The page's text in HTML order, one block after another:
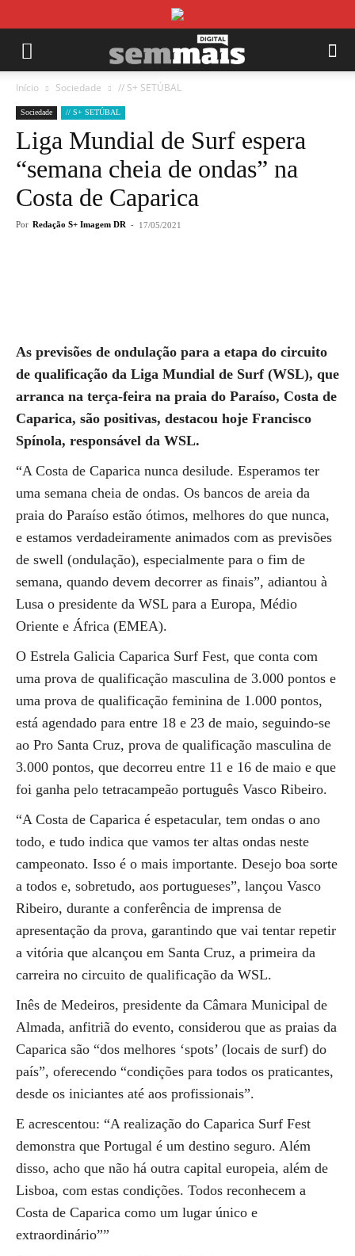
Início Sociedade // S+ SETÚBAL
Sociedade // S+ SETÚBAL
Liga Mundial de Surf espera
“semana cheia de ondas” na
Costa de Caparica
Por Redação S+ Imagem DR - 17/05/2021
As previsões de ondulação para a etapa do circuito
de qualificação da Liga Mundial de Surf (WSL), que
arranca na terça-feira na praia do Paraíso, Costa de
Caparica, são positivas, destacou hoje Francisco
Spínola, responsável da WSL.
“A Costa de Caparica nunca desilude. Esperamos ter
uma semana cheia de ondas. Os bancos de areia da
praia do Paraíso estão ótimos, melhores do que nunca,
e estamos verdadeiramente animados com as previsões
de swell (ondulação), especialmente para o fim de
semana, quando devem decorrer as finais”, adiantou à
Lusa o presidente da WSL para a Europa, Médio
Oriente e África (EMEA).
O Estrela Galicia Caparica Surf Fest, que conta com
uma prova de qualificação masculina de 3.000 pontos e
uma prova de qualificação feminina de 1.000 pontos,
está agendado para entre 18 e 23 de maio, seguindo-se
ao Pro Santa Cruz, prova de qualificação masculina de
3.000 pontos, que decorreu entre 11 e 16 de maio e que
foi ganha pelo tetracampeão português Vasco Ribeiro.
“A Costa de Caparica é espetacular, tem ondas o ano
todo, e tudo indica que vamos ter altas ondas neste
campeonato. Isso é o mais importante. Desejo boa sorte
a todos e, sobretudo, aos portugueses”, lançou Vasco
Ribeiro, durante a conferência de imprensa de
apresentação da prova, garantindo que vai tentar repetir
a vitória que alcançou em Santa Cruz, a primeira da
carreira no circuito de qualificação da WSL.
Inês de Medeiros, presidente da Câmara Municipal de
Almada, anfitriã do evento, considerou que as praias da
Caparica são “dos melhores ‘spots’ (locais de surf) do
país”, oferecendo “condições para todos os praticantes,
desde os iniciantes até aos profissionais”.
E acrescentou: “A realização do Caparica Surf Fest
demonstra que Portugal é um destino seguro. Além
disso, acho que não há outra capital europeia, além de
Lisboa, com estas condições. Todos reconhecem a
Costa de Caparica como um lugar único e
extraordinário””